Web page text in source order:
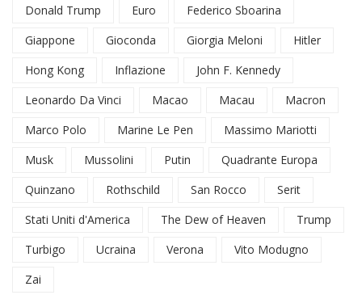
Donald Trump
Euro
Federico Sboarina
Giappone
Gioconda Giorgia Meloni
Hitler
Hong Kong
Inflazione
John F. Kennedy
Leonardo Da Vinci
Macao Macau
Macron
Marco Polo
Marine Le Pen
Massimo Mariotti
Musk
Mussolini Putin
Quadrante Europa
Quinzano
Rothschild San Rocco
Serit
Stati Uniti d'America
The Dew of Heaven
Trump
Turbigo
Ucraina Verona
Vito Modugno
Zai